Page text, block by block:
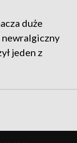
duże
newralgiczny
jeden z